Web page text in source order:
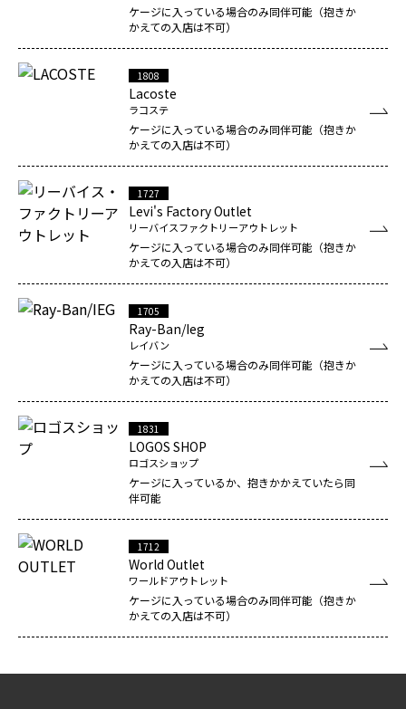
ケージに入っている場合のみ同伴可能（抱きか
かえての入店は不可）
1808
Lacoste
ラコステ
ケージに入っている場合のみ同伴可能（抱きか
かえての入店は不可）
1727
Levi's Factory Outlet
リーバイスファクトリーアウトレット
ケージに入っている場合のみ同伴可能（抱きか
かえての入店は不可）
1705
Ray-Ban/Ieg
レイバン
ケージに入っている場合のみ同伴可能（抱きか
かえての入店は不可）
1831
LOGOS SHOP
ロゴスショップ
ケージに入っているか、抱きかかえていたら同
伴可能
1712
World Outlet
ワールドアウトレット
ケージに入っている場合のみ同伴可能（抱きか
かえての入店は不可）